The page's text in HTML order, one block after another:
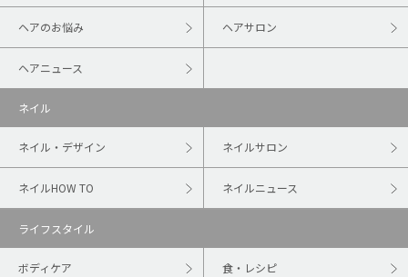
ヘアのお悩み ヘアサロン
ヘアニュース
ネイル
ネイル・デザイン ネイルサロン
ネイルHOW TO ネイルニュース
ライフスタイル
ボディケア 食・レシピ